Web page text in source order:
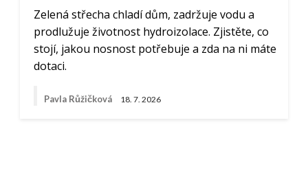
Zelená střecha chladí dům, zadržuje vodu a
prodlužuje životnost hydroizolace. Zjistěte, co
stojí, jakou nosnost potřebuje a zda na ni máte
dotaci.
Pavla Růžičková 18. 7. 2026